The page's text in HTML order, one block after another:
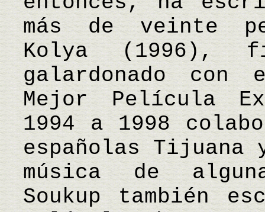
más de veinte
Kolya (1996),
galardonado
Mejor Película
1994 a 1998
españolas Tijuana
música de
Soukup también